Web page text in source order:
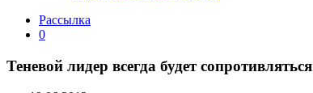
Рассылка
0
Теневой лидер всегда будет сопротивляться